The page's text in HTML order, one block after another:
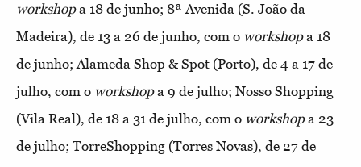
workshopa 18 de junho; 8ª Avenida (S. João da
Madeira), de 13 a 26 de junho, com o workshopa 18
de junho; Alameda Shop & Spot (Porto), de 4 a 17 de
julho, com o workshopa 9 de julho; Nosso Shopping
(Vila Real), de 18 a 31 de julho, com o workshopa 23
de julho; TorreShopping (Torres Novas), de 27 de